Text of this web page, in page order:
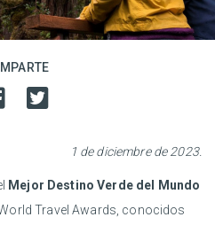
1 de diciembre de 2023.
Mejor Destino Verde del Mundo
Travel Awards, conocidos